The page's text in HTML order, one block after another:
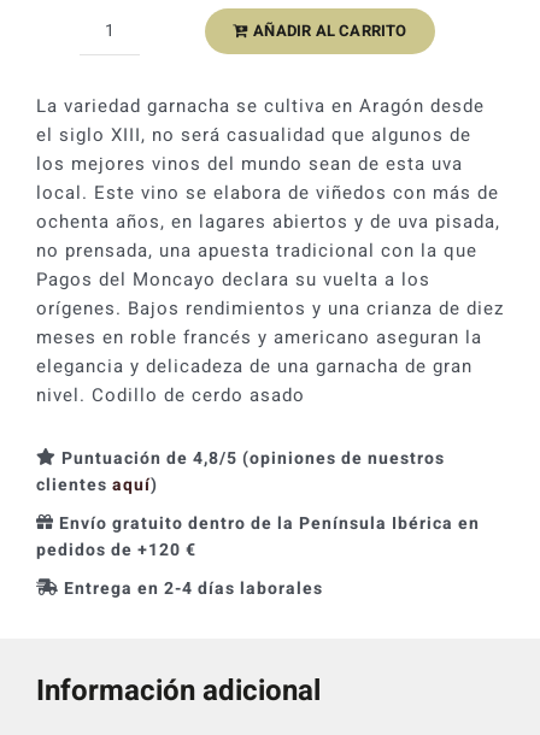
Garnacha
Prados
2021
cantidad
AÑADIR AL CARRITO
La variedad garnacha se cultiva en Aragón desde
el siglo XIII, no será casualidad que algunos de
los mejores vinos del mundo sean de esta uva
local. Este vino se elabora de viñedos con más de
ochenta años, en lagares abiertos y de uva pisada,
no prensada, una apuesta tradicional con la que
Pagos del Moncayo declara su vuelta a los
orígenes. Bajos rendimientos y una crianza de diez
meses en roble francés y americano aseguran la
elegancia y delicadeza de una garnacha de gran
nivel. Codillo de cerdo asado
Puntuación de 4,8/5 (opiniones de nuestros
clientes aquí)
Envío gratuito dentro de la Península Ibérica en
pedidos de +120 €
Entrega en 2-4 días laborales
Información adicional